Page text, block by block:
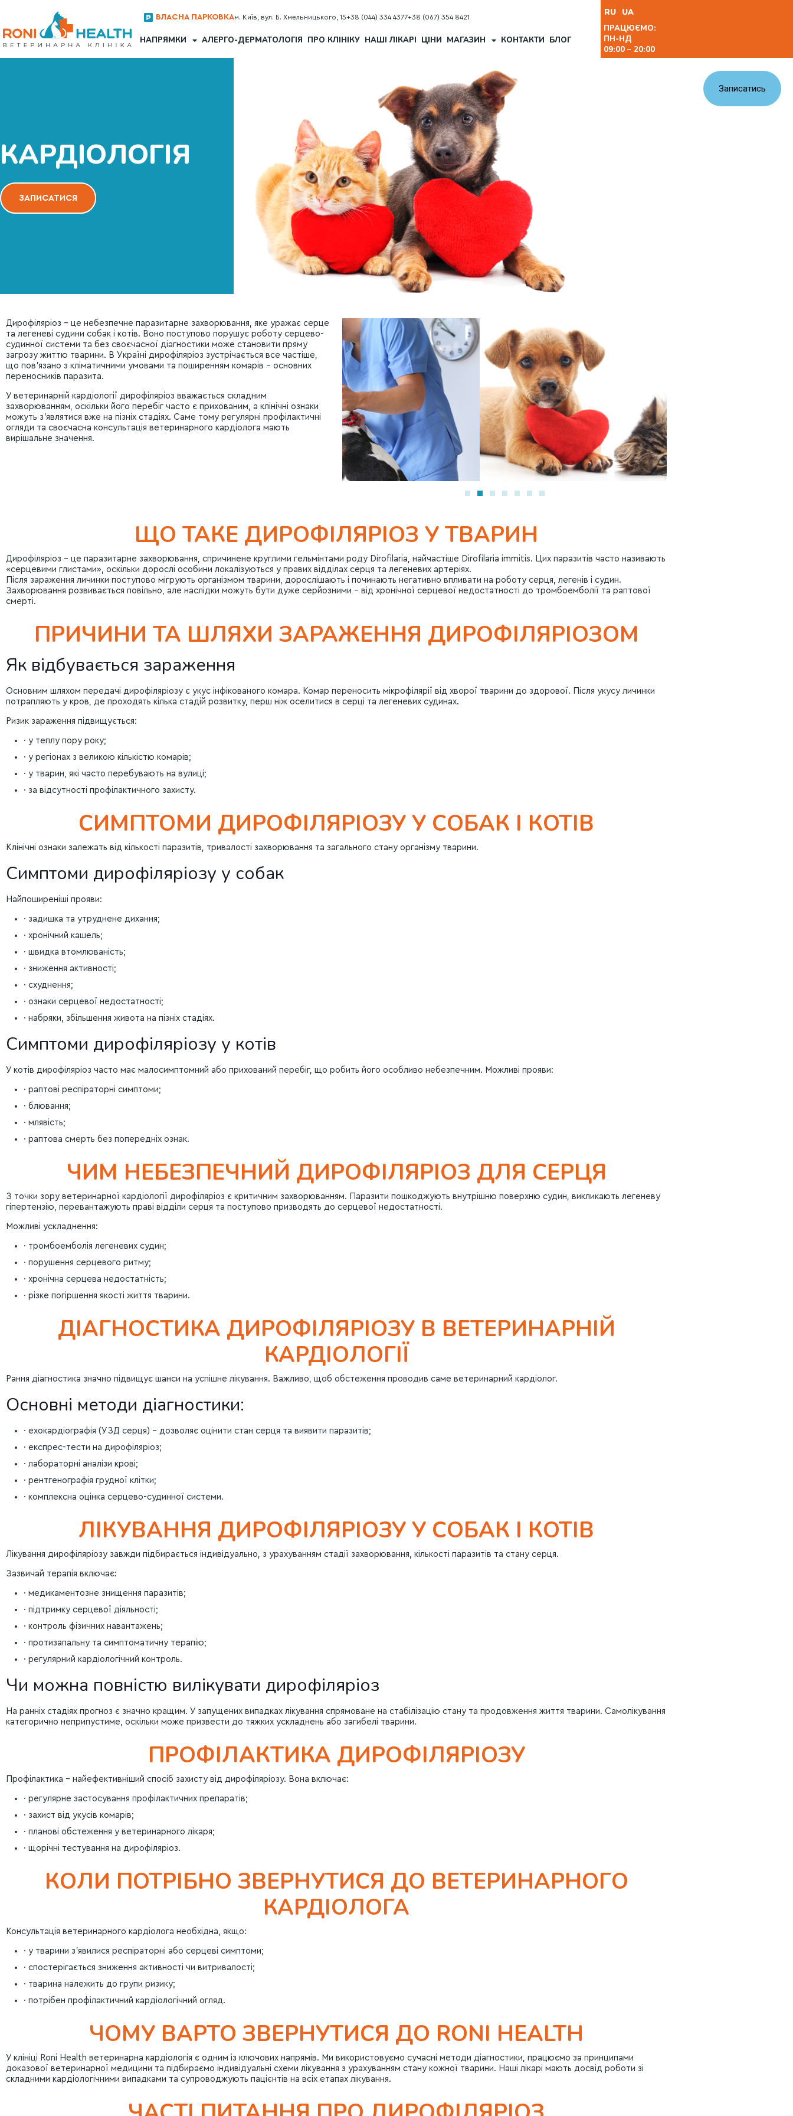
ВЛАСНА ПАРКОВКАм. Київ, вул. Б. Хмельницького, 15+38 (044) 334 4377+38 (067) 354 8421
НАПРЯМКИ АЛЕРГО-ДЕРМАТОЛОГІЯ ПРО КЛІНІКУ НАШІ ЛІКАРІ ЦІНИ МАГАЗИН КОНТАКТИ БЛОГ
RU
UA
ПРАЦЮЄМО:
ПН-НД
09:00 – 20:00
КАРДІОЛОГІЯ
ЗАПИСАТИСЯ
Дирофіляріоз – це небезпечне паразитарне захворювання, яке уражає серце
та легеневі судини собак і котів. Воно поступово порушує роботу серцево-
судинної системи та без своєчасної діагностики може становити пряму
загрозу життю тварини. В Україні дирофіляріоз зустрічається все частіше,
що пов’язано з кліматичними умовами та поширенням комарів – основних
переносників паразита.
У ветеринарній кардіології дирофіляріоз вважається складним
захворюванням, оскільки його перебіг часто є прихованим, а клінічні ознаки
можуть з’являтися вже на пізніх стадіях. Саме тому регулярні профілактичні
огляди та своєчасна консультація ветеринарного кардіолога мають
вирішальне значення.
ЩО ТАКЕ ДИРОФІЛЯРІОЗ У ТВАРИН
Дирофіляріоз – це паразитарне захворювання, спричинене круглими гельмінтами роду Dirofilaria, найчастіше Dirofilaria immitis. Цих паразитів часто називають
«серцевими глистами», оскільки дорослі особини локалізуються у правих відділах серця та легеневих артеріях.
Після зараження личинки поступово мігрують організмом тварини, дорослішають і починають негативно впливати на роботу серця, легенів і судин.
Захворювання розвивається повільно, але наслідки можуть бути дуже серйозними – від хронічної серцевої недостатності до тромбоемболії та раптової
смерті.
ПРИЧИНИ ТА ШЛЯХИ ЗАРАЖЕННЯ ДИРОФІЛЯРІОЗОМ
Як відбувається зараження
Основним шляхом передачі дирофіляріозу є укус інфікованого комара. Комар переносить мікрофілярії від хворої тварини до здорової. Після укусу личинки
потрапляють у кров, де проходять кілька стадій розвитку, перш ніж оселитися в серці та легеневих судинах.
Ризик зараження підвищується:
· у теплу пору року;
· у регіонах з великою кількістю комарів;
· у тварин, які часто перебувають на вулиці;
· за відсутності профілактичного захисту.
СИМПТОМИ ДИРОФІЛЯРІОЗУ У СОБАК І КОТІВ
Клінічні ознаки залежать від кількості паразитів, тривалості захворювання та загального стану організму тварини.
Симптоми дирофіляріозу у собак
Найпоширеніші прояви:
· задишка та утруднене дихання;
· хронічний кашель;
· швидка втомлюваність;
· зниження активності;
· схуднення;
· ознаки серцевої недостатності;
· набряки, збільшення живота на пізніх стадіях.
Симптоми дирофіляріозу у котів
У котів дирофіляріоз часто має малосимптомний або прихований перебіг, що робить його особливо небезпечним. Можливі прояви:
· раптові респіраторні симптоми;
· блювання;
· млявість;
· раптова смерть без попередніх ознак.
ЧИМ НЕБЕЗПЕЧНИЙ ДИРОФІЛЯРІОЗ ДЛЯ СЕРЦЯ
З точки зору ветеринарної кардіології дирофіляріоз є критичним захворюванням. Паразити пошкоджують внутрішню поверхню судин, викликають легеневу
гіпертензію, перевантажують праві відділи серця та поступово призводять до серцевої недостатності.
Можливі ускладнення:
· тромбоемболія легеневих судин;
· порушення серцевого ритму;
· хронічна серцева недостатність;
· різке погіршення якості життя тварини.
ДІАГНОСТИКА ДИРОФІЛЯРІОЗУ В ВЕТЕРИНАРНІЙ
КАРДІОЛОГІЇ
Рання діагностика значно підвищує шанси на успішне лікування. Важливо, щоб обстеження проводив саме ветеринарний кардіолог.
Основні методи діагностики:
· ехокардіографія (УЗД серця) – дозволяє оцінити стан серця та виявити паразитів;
· експрес-тести на дирофіляріоз;
· лабораторні аналізи крові;
· рентгенографія грудної клітки;
· комплексна оцінка серцево-судинної системи.
ЛІКУВАННЯ ДИРОФІЛЯРІОЗУ У СОБАК І КОТІВ
Лікування дирофіляріозу завжди підбирається індивідуально, з урахуванням стадії захворювання, кількості паразитів та стану серця.
Зазвичай терапія включає:
· медикаментозне знищення паразитів;
· підтримку серцевої діяльності;
· контроль фізичних навантажень;
· протизапальну та симптоматичну терапію;
· регулярний кардіологічний контроль.
Чи можна повністю вилікувати дирофіляріоз
На ранніх стадіях прогноз є значно кращим. У запущених випадках лікування спрямоване на стабілізацію стану та продовження життя тварини. Самолікування
категорично неприпустиме, оскільки може призвести до тяжких ускладнень або загибелі тварини.
ПРОФІЛАКТИКА ДИРОФІЛЯРІОЗУ
Профілактика – найефективніший спосіб захисту від дирофіляріозу. Вона включає:
· регулярне застосування профілактичних препаратів;
· захист від укусів комарів;
· планові обстеження у ветеринарного лікаря;
· щорічні тестування на дирофіляріоз.
КОЛИ ПОТРІБНО ЗВЕРНУТИСЯ ДО ВЕТЕРИНАРНОГО
КАРДІОЛОГА
Консультація ветеринарного кардіолога необхідна, якщо:
· у тварини з’явилися респіраторні або серцеві симптоми;
· спостерігається зниження активності чи витривалості;
· тварина належить до групи ризику;
· потрібен профілактичний кардіологічний огляд.
ЧОМУ ВАРТО ЗВЕРНУТИСЯ ДО RONI HEALTH
У клініці Roni Health ветеринарна кардіологія є одним із ключових напрямів. Ми використовуємо сучасні методи діагностики, працюємо за принципами
доказової ветеринарної медицини та підбираємо індивідуальні схеми лікування з урахуванням стану кожної тварини. Наші лікарі мають досвід роботи зі
складними кардіологічними випадками та супроводжують пацієнтів на всіх етапах лікування.
Записатись